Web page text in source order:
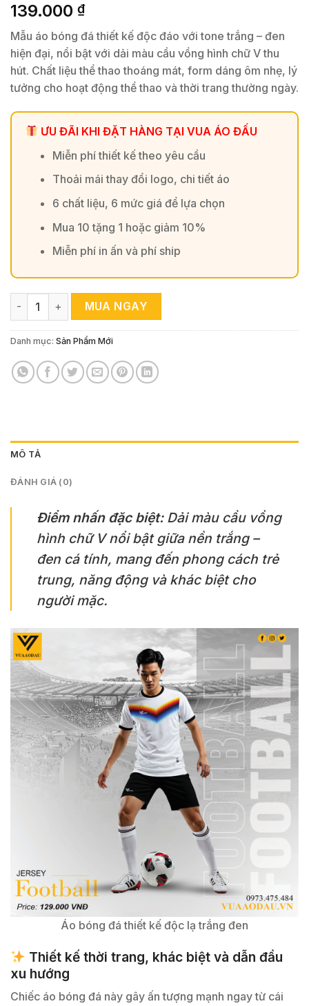
139.000 ₫
Mẫu áo bóng đá thiết kế độc đáo với tone trắng – đen
hiện đại, nổi bật với dải màu cầu vồng hình chữ V thu
hút. Chất liệu thể thao thoáng mát, form dáng ôm nhẹ, lý
tưởng cho hoạt động thể thao và thời trang thường ngày.
ƯU ĐÃI KHI ĐẶT HÀNG TẠI VUA ÁO ĐẤU
Miễn phí thiết kế theo yêu cầu
Thoải mái thay đổi logo, chi tiết áo
6 chất liệu, 6 mức giá để lựa chọn
Mua 10 tặng 1 hoặc giảm 10%
Miễn phí in ấn và phí ship
Áo Bóng Đá Thiết Kế Độc Lạ Trắng Đen Cầu Vồng số lượng
MUA NGAY
Danh mục: Sản Phẩm Mới
MÔ TẢ
ĐÁNH GIÁ (0)
Điểm nhấn đặc biệt:Dải màu cầu vồng
hình chữ V nổi bật giữa nền trắng –
đen cá tính, mang đến phong cách trẻ
trung, năng động và khác biệt cho
người mặc.
Áo bóng đá thiết kế độc lạ trắng đen
Thiết kế thời trang, khác biệt và dẫn đầu
xu hướng
Chiếc áo bóng đá này gây ấn tượng mạnh ngay từ cái